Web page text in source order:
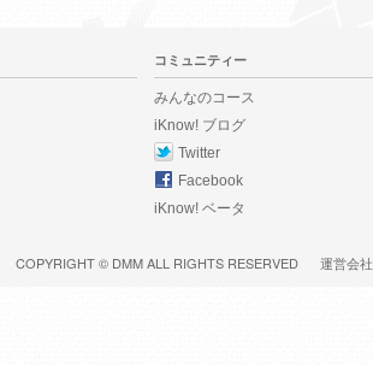
コミュニティー
みんなのコース
iKnow! ブログ
Twitter
Facebook
iKnow! ベータ
COPYRIGHT © DMMALL RIGHTS RESERVED 運営会社